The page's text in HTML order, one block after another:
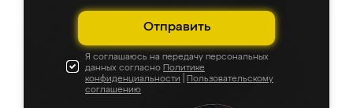
Отправить
Я соглашаюсь на передачу персональных
данных согласно Политике
конфиденциальности
Пользовательскому
соглашению